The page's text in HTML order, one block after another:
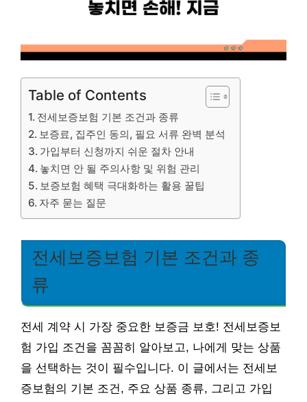
Table of Contents
전세보증보험 기본 조건과 종류
보증료, 집주인 동의, 필요 서류 완벽 분석
가입부터 신청까지 쉬운 절차 안내
놓치면 안 될 주의사항 및 위험 관리
보증보험 혜택 극대화하는 활용 꿀팁
자주 묻는 질문
전세보증보험 기본 조건과 종
류
전세 계약 시 가장 중요한 보증금 보호! 전세보증보
험 가입 조건을 꼼꼼히 알아보고, 나에게 맞는 상품
을 선택하는 것이 필수입니다. 이 글에서는 전세보
증보험의 기본 조건, 주요 상품 종류, 그리고 가입